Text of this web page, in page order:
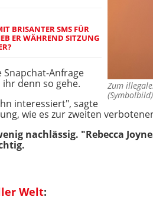
Zum
BRISANTER SMS FÜR
ER WÄHREND SITZUNG
Snapchat-Anfrage
ihr denn so gehe.
interessiert", sagte
wie es zur zweiten
nachlässig. "Rebecca
Welt: